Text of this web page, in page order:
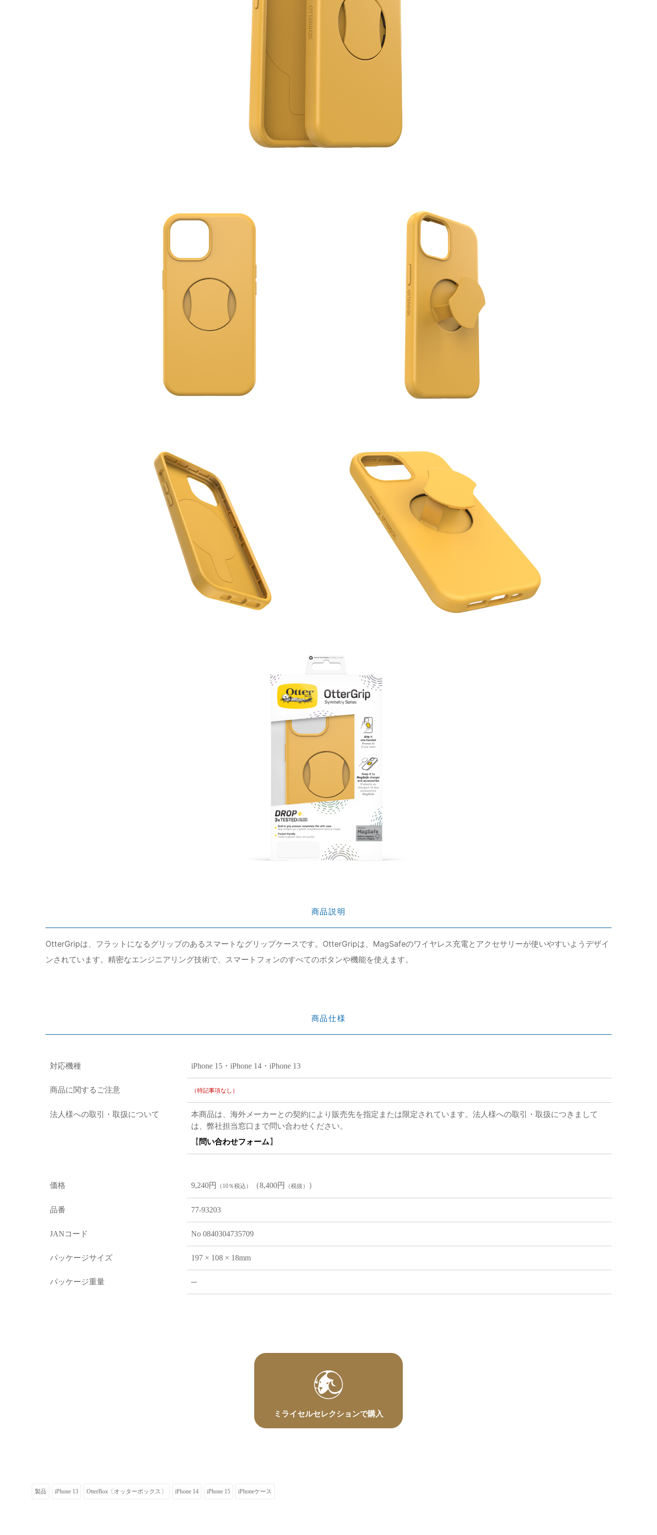
商品説明
OtterGripは、フラットになるグリップのあるスマートなグリップケースです。OtterGripは、MagSafeのワイヤレス充電とアクセサリーが使いやすいようデザイ
ンされています。精密なエンジニアリング技術で、スマートフォンのすべてのボタンや機能を使えます。
商品仕様
対応機種 iPhone 15・iPhone 14・iPhone 13
商品に関するご注意 （特記事項なし）
法人様への取引・取扱について
本商品は、海外メーカーとの契約により販売先を指定または限定されています。法人様への取引・取扱につきまして
は、弊社担当窓口まで問い合わせください。
【 問い合わせフォーム 】
価格 9,240円 （10％税込） （8,400円 （税抜） ）
品番 77-93203
JANコード No 0840304735709
パッケージサイズ 197 × 108 × 18mm
パッケージ重量 ─
ミライセルセレクションで購入
製品 iPhone 13 OtterBox〔オッターボックス〕 iPhone 14 iPhone 15 iPhoneケース